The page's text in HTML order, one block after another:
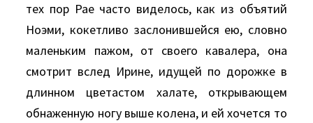
тех пор Рае часто виделось, как из объятий
Hоэми, кокетливо заслонившейся ею, словно
маленьким пажом, от своего кавалера, она
смотрит вслед Ирине, идущей по дорожке в
длинном цветастом халате, открывающем
обнаженную ногу выше колена, и ей хочется то